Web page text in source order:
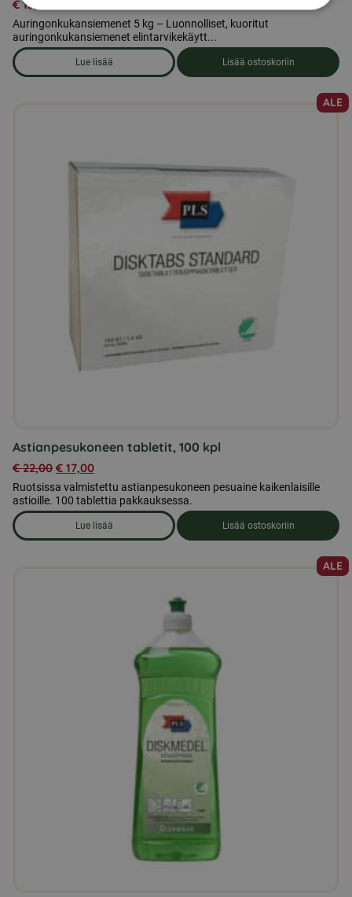
€13,00
Auringonkukansiemenet 5 kg – Luonnolliset, kuoritut
auringonkukansiemenet elintarvikekäytt...
Lue lisää
om produkten Auringonkukansiemeniä 5 kg
Lisää ostoskoriin
ALE
Astianpesukoneen tabletit, 100 kpl
€22,00 € 17,00
Ruotsissa valmistettu astianpesukoneen pesuaine kaikenlaisille
astioille. 100 tablettia pakkauksessa.
Lue lisää
om produkten Astianpesukoneen tabletit, 100 kpl
Lisää ostoskoriin
ALE